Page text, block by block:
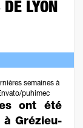
LYON
semaines à
puhimec
ont été
Grézieu-